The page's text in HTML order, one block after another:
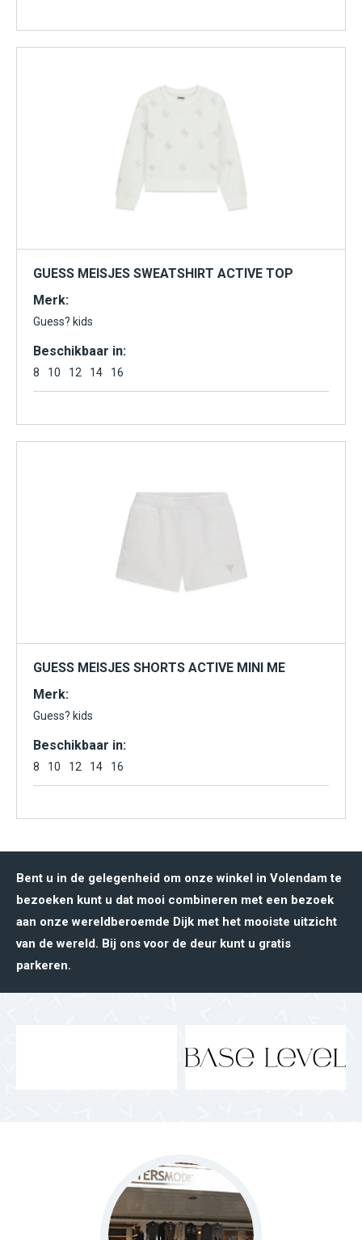
GUESS MEISJES SWEATSHIRT ACTIVE TOP
Merk:
Guess? kids
Beschikbaar in:
8 10 12 14 16
GUESS MEISJES SHORTS ACTIVE MINI ME
Merk:
Guess? kids
Beschikbaar in:
8 10 12 14 16
Bent u in de gelegenheid om onze winkel in Volendam te
bezoeken kunt u dat mooi combineren met een bezoek
aan onze wereldberoemde Dijk met het mooiste uitzicht
van de wereld. Bij ons voor de deur kunt u gratis
parkeren.